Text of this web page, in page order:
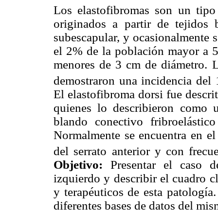
Los elastofibromas son un
originados a partir de tejidos
subescapular, y ocasionalmente
el 2% de la población mayor a
menores de 3 cm de diámetro.
demostraron una incidencia
El elastofibroma dorsi fue
quienes lo describieron como
blando conectivo
Normalmente se encuentra en
del serrato anterior y con
Objetivo: Presentar el caso
izquierdo y describir el cuadro
y terapéuticos de esta
diferentes bases de datos del